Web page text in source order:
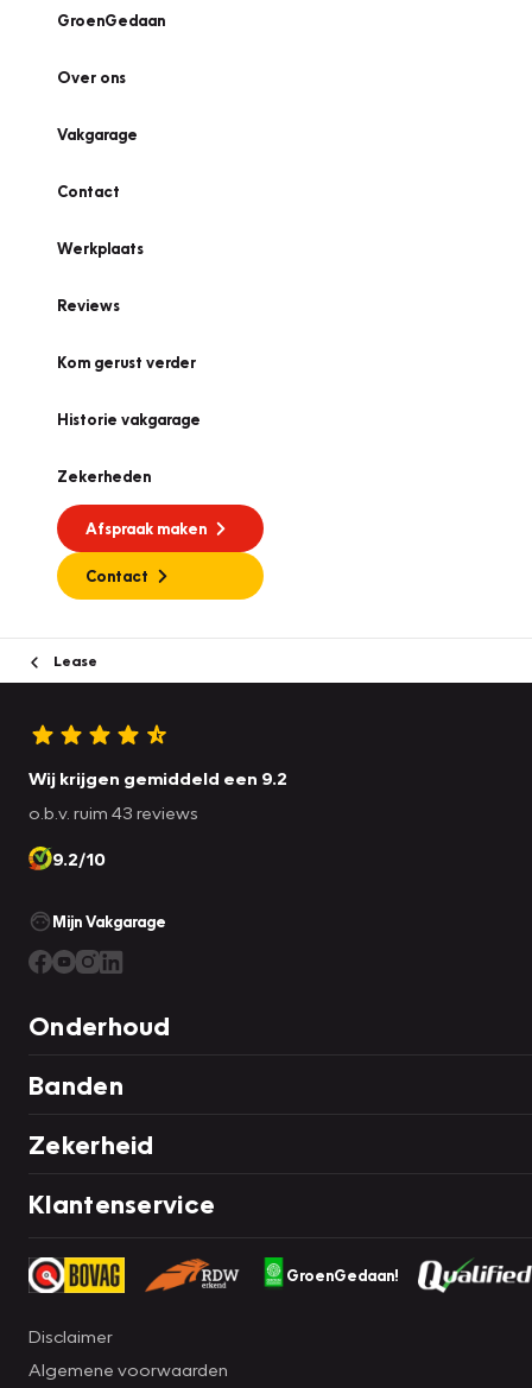
GroenGedaan
Over ons
Vakgarage
Contact
Werkplaats
Reviews
Kom gerust verder
Historie vakgarage
Zekerheden
Afspraak maken
Contact
Lease
Wij krijgen gemiddeld een 9.2
o.b.v. ruim 43 reviews
9.2/10
Mijn Vakgarage
Onderhoud
Banden
Zekerheid
Klantenservice
GroenGedaan!
Disclaimer
Algemene voorwaarden